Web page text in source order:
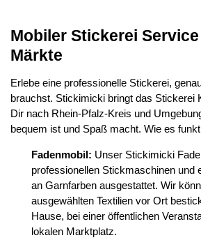
Mobiler Stickerei
Märkte
Erlebe eine professionelle Stickerei,
brauchst. Stickimicki bringt das Stickerei
Dir nach Rhein-Pfalz-Kreis und
bequem ist und Spaß macht. Wie es
Fadenmobil: Unser Stickimicki
professionellen Stickmaschinen und
an Garnfarben ausgestattet. Wir
ausgewählten Textilien vor Ort
Hause, bei einer öffentlichen
lokalen Marktplatz.